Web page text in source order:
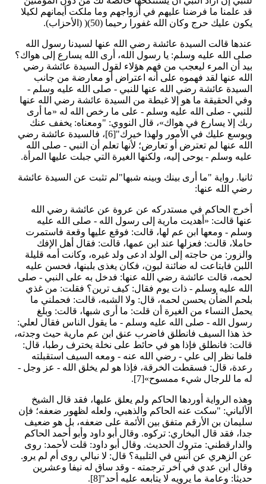
قد علمنا ما فرضنا عليهم في أزواجهم وما ملكت أيمانهم لكيلا
يكون عليك حرج وكان الله غفورا رحيما (50)( (الأحزاب).
عندها قالت السيدة عائشة رضي الله عنها لسيدنا رسول الله
صلى الله عليه وسلم: يا رسول الله، أرى الله يسارع إلى هواك؟
بيد أن المرء ليعجب من فهم هؤلاء لقول السيدة عائشة رضي
الله عنها لقد فهموه على أنه اعتراض أو معارضة من جانب
السيدة عائشة رضي الله عنها للنبي - صلى الله عليه وسلم -
وفي الحقيقة ما هو إلا غبطة من السيدة عائشة رضي الله عنها
للنبي - صلى الله عليه وسلم - على ما رخص الله له «ما أرى
ربك إلا يسارع في هواك»، قال النووي: "ومعناه: يخفف عنك
ويوسع عليك في الأمور ولهذا خيرك"[6]، فالسيدة عائشة رضي
الله عنها لم تعترض أو تعارض؛ لأنها تعلم أن النبي - صلى الله
عليه وسلم - يوحى إليه، ولكنها الغيرة التي جبلت عليها المرأة.
ثانيا. رواية "ما أرى بينك وبينه شبها"لم تثبت عن السيدة عائشة
رضي الله عنها:
أخرج الحاكم في مستدركه عن عروة عن عائشة رضي الله
عنها قالت: «أهديت مارية إلى رسول الله - صلى الله عليه
وسلم - ومعها ابن عم لها، قالت: فوقع عليها وقعة فاستمرت
حاملا، قالت: فعزلها عند ابن عمها، قالت: فقال أهل الإفك
والزور: من حاجته إلى الولد ادعى ولد غيره، وكانت أمه قليلة
اللبن فابتاعت له ضائنة لبون، فكان يغذى بلبنها، فحسن عليه
لحمه، قالت عائشة رضي الله عنها: فدخل به على النبي - صلى
الله عليه وسلم - ذات يوم فقال: كيف ترين؟ فقلت: من غذي
بلحم الضأن يحسن لحمه، قال: ولا الشبه، قالت: فحملني ما
يحمل النساء من الغيرة أن قلت: ما أرى شبها، قالت: وبلغ
رسول الله - صلى الله عليه وسلم - ما يقول الناس فقال لعلي:
خذ هذا السيف فانطلق فاضرب عنق ابن عم مارية حيث وجدته،
قالت: فانطلق فإذا هو في حائط على نخلة يخترف رطبا، قال:
فلما نظر إلى علي - رضي الله عنه - ومعه السيف استقبلته
رعدة، قال: فسقطت الخرقة، فإذا هو لم يخلق الله - عز وجل -
له ما للرجال شيء ممسوح»[7].
وهذه الرواية أوردها الحاكم ولم يعلق عليها، فقد قال الشيخ
الألباني: "سكت عنه الحاكم والذهبي، ولعله لظهور ضعفه؛ فإن
سليمان بن الأرقم متفق بين الأئمة على ضعفه، بل هو ضعيف
جدا، فقد قال البخاري: تركوه. وقال أبو داود وأبو أحمد الحاكم
والدارقطني: متروك الحديث. وقال أبو داود: قلت لأحمد: روى
عن الزهري عن أنس في التلبية؟ قال: لا نبالي روى أم لم يرو.
وقال ابن عدي في آخر ترجمته - وقد ساق له نيفا وعشرين
حديثا: وعامة ما يرويه لا يتابعه عليه أحد"[8].